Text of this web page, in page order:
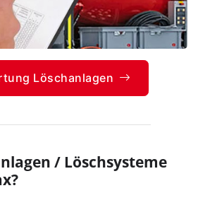
Löschanlagen
/ Löschsysteme